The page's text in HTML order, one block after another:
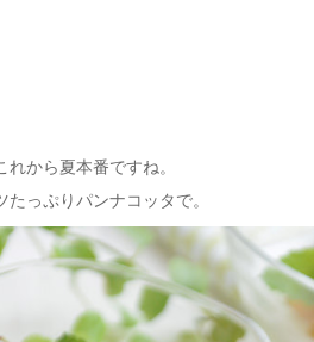
から夏本番ですね。
っぷりパンナコッタで。